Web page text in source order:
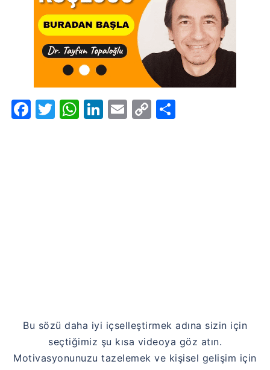
Facebook
Twitter
WhatsApp
LinkedIn
Email
Copy
Bu sözü daha iyi içselleştirmek adına sizin için
seçtiğimiz şu kısa videoya göz atın.
Motivasyonunuzu tazelemek ve kişisel gelişim için